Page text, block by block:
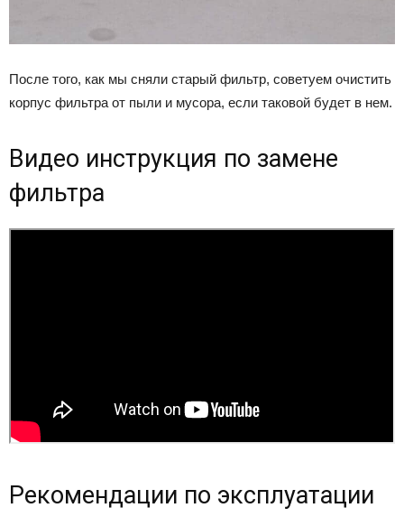
После того, как мы сняли старый фильтр, советуем очистить
корпус фильтра от пыли и мусора, если таковой будет в нем.
Видео инструкция по замене
фильтра
Рекомендации по эксплуатации